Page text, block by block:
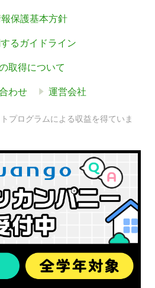
保護基本方針
るガイドライン
取得について
わせ 運営会社
プログラムによる収益を得ていま